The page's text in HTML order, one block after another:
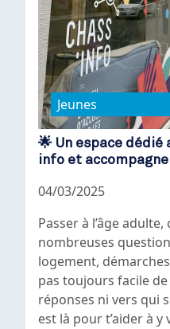
Jeunes
🌟 Un espace dédié
info et
04/03/2025
Passer à l’âge adulte,
nombreuses
logement,
pas toujours facile
réponses ni vers qui
est là pour t’aider à y